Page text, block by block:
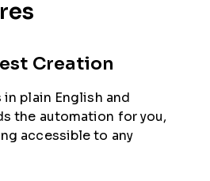
Creation
plain English and
the automation for you,
accessible to any